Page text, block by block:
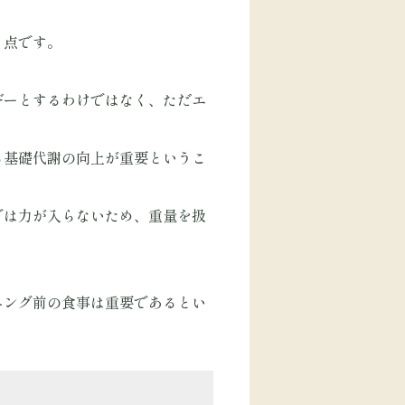
です。
とするわけではなく、ただエ
礎代謝の向上が重要というこ
力が入らないため、重量を扱
グ前の食事は重要であるとい